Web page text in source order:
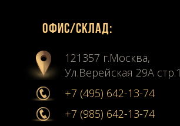
Офиc/склад:
121357 г.Москва,
Ул.Верейская 29А стр.1
+7 (495) 642-13-74
+7 (985) 642-13-74